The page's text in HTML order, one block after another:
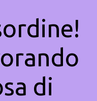
di